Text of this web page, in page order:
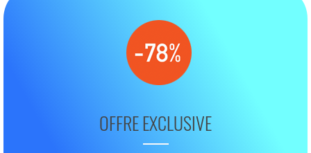
OFFRE EXCLUSIVE